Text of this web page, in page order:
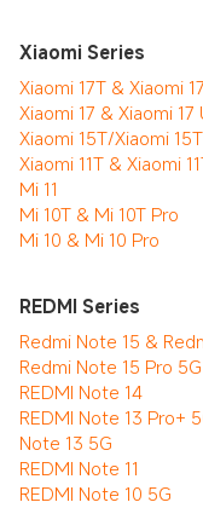
Xiaomi Series
Xiaomi 17T & Xiaomi
Xiaomi 17 & Xiaomi 17
Xiaomi 15T/Xiaomi
Xiaomi 11T & Xiaomi
Mi 11
Mi 10T & Mi 10T Pro
Mi 10 & Mi 10 Pro
REDMI Series
Redmi Note 15 &
Redmi Note 15 Pro
REDMI Note 14
REDMI Note 13 Pro+
Note 13 5G
REDMI Note 11
REDMI Note 10 5G